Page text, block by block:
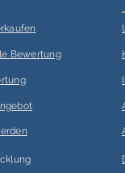
aufen
Bewertung